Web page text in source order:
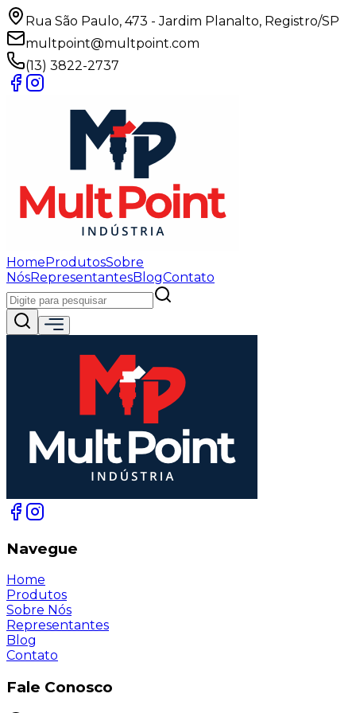
Rua São Paulo, 473 - Jardim Planalto, Registro/SP
multpoint@multpoint.com
(13) 3822-2737
HomeProdutosSobre
NósRepresentantesBlogContato
Navegue
Home
Produtos
Sobre Nós
Representantes
Blog
Contato
Fale Conosco